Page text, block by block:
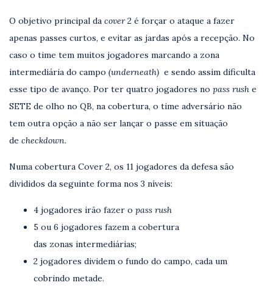
O objetivo principal da cover2 é forçar o ataque a fazer
apenas passes curtos, e evitar as jardas após a recepção. No
caso o time tem muitos jogadores marcando a zona
intermediária do campo (underneath) e sendo assim dificulta
esse tipo de avanço. Por ter quatro jogadores no pass rush e
SETE de olho no QB, na cobertura, o time adversário não
tem outra opção a não ser lançar o passe em situação
de checkdown.
Numa cobertura Cover 2, os 11 jogadores da defesa são
divididos da seguinte forma nos 3 níveis:
4 jogadores irão fazer o pass rush
5 ou 6 jogadores fazem a cobertura
das zonas intermediárias;
2 jogadores dividem o fundo do campo, cada um
cobrindo metade.